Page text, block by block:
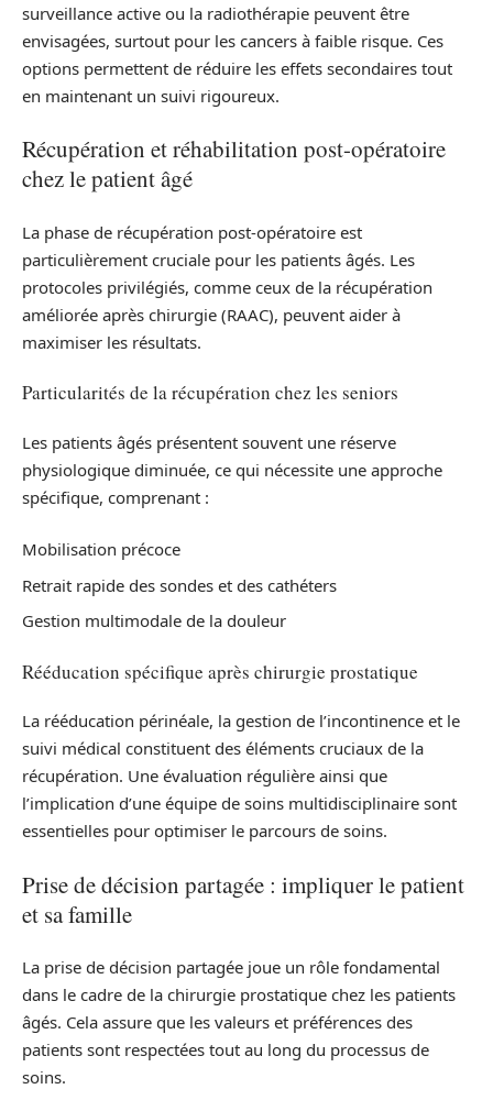
surveillance active ou la radiothérapie peuvent être
envisagées, surtout pour les cancers à faible risque. Ces
options permettent de réduire les effets secondaires tout
en maintenant un suivi rigoureux.
Récupération et réhabilitation post-opératoire
chez le patient âgé
La phase de récupération post-opératoire est
particulièrement cruciale pour les patients âgés. Les
protocoles privilégiés, comme ceux de la récupération
améliorée après chirurgie (RAAC), peuvent aider à
maximiser les résultats.
Particularités de la récupération chez les seniors
Les patients âgés présentent souvent une réserve
physiologique diminuée, ce qui nécessite une approche
spécifique, comprenant :
Mobilisation précoce
Retrait rapide des sondes et des cathéters
Gestion multimodale de la douleur
Rééducation spécifique après chirurgie prostatique
La rééducation périnéale, la gestion de l’incontinence et le
suivi médical constituent des éléments cruciaux de la
récupération. Une évaluation régulière ainsi que
l’implication d’une équipe de soins multidisciplinaire sont
essentielles pour optimiser le parcours de soins.
Prise de décision partagée : impliquer le patient
et sa famille
La prise de décision partagée joue un rôle fondamental
dans le cadre de la chirurgie prostatique chez les patients
âgés. Cela assure que les valeurs et préférences des
patients sont respectées tout au long du processus de
soins.